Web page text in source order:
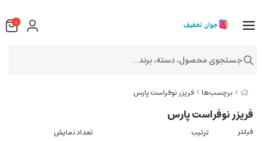
برچسب‌ها فریزر نوفراست پارس
فریزر نوفراست پارس
فیلتر ترتیب تعداد نمایش
0
جستجوی محصول، دسته، برند...